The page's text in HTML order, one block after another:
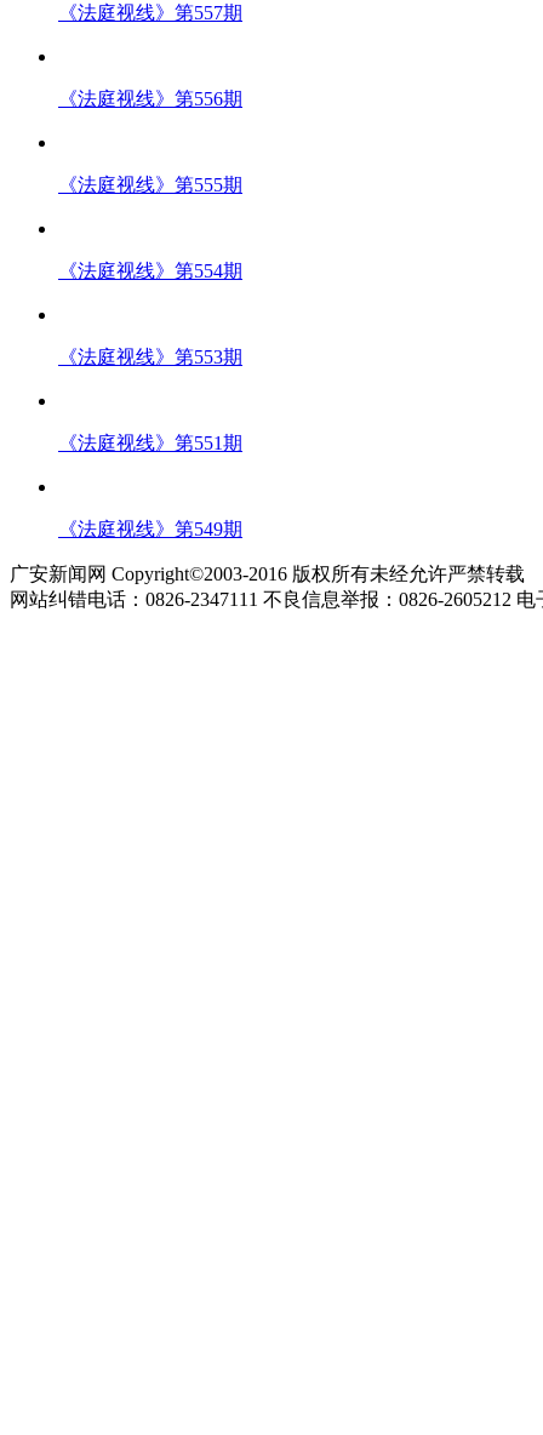
《法庭视线》第557期
《法庭视线》第556期
《法庭视线》第555期
《法庭视线》第554期
《法庭视线》第553期
《法庭视线》第551期
《法庭视线》第549期
广安新闻网 Copyright©2003-2016 版权所有未经允许严禁转载
网站纠错电话：0826-2347111 不良信息举报：0826-2605212